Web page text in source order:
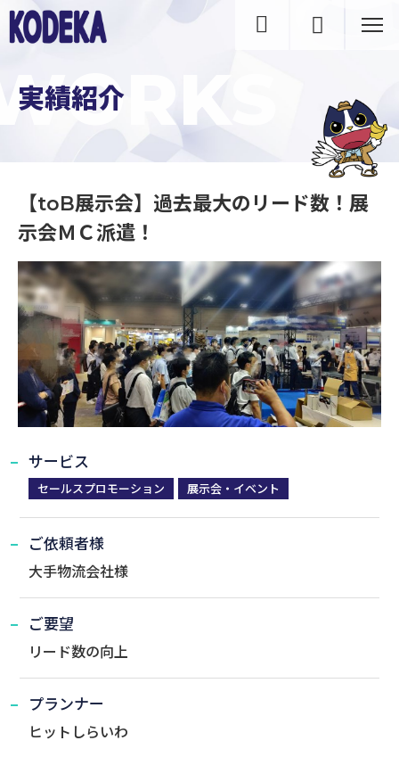
実績紹介
【toB展示会】過去最大のリード数！展
示会ＭＣ派遣！
サービス
セールスプロモーション 展示会・イベント
ご依頼者様
大手物流会社様
ご要望
リード数の向上
プランナー
ヒットしらいわ